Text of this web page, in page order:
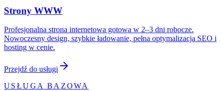
Strony WWW
Profesjonalna strona internetowa gotowa w 2–3 dni robocze.
Nowoczesny design, szybkie ładowanie, pełna optymalizacja SEO i
hosting w cenie.
Przejdź do usługi
USŁUGA BAZOWA